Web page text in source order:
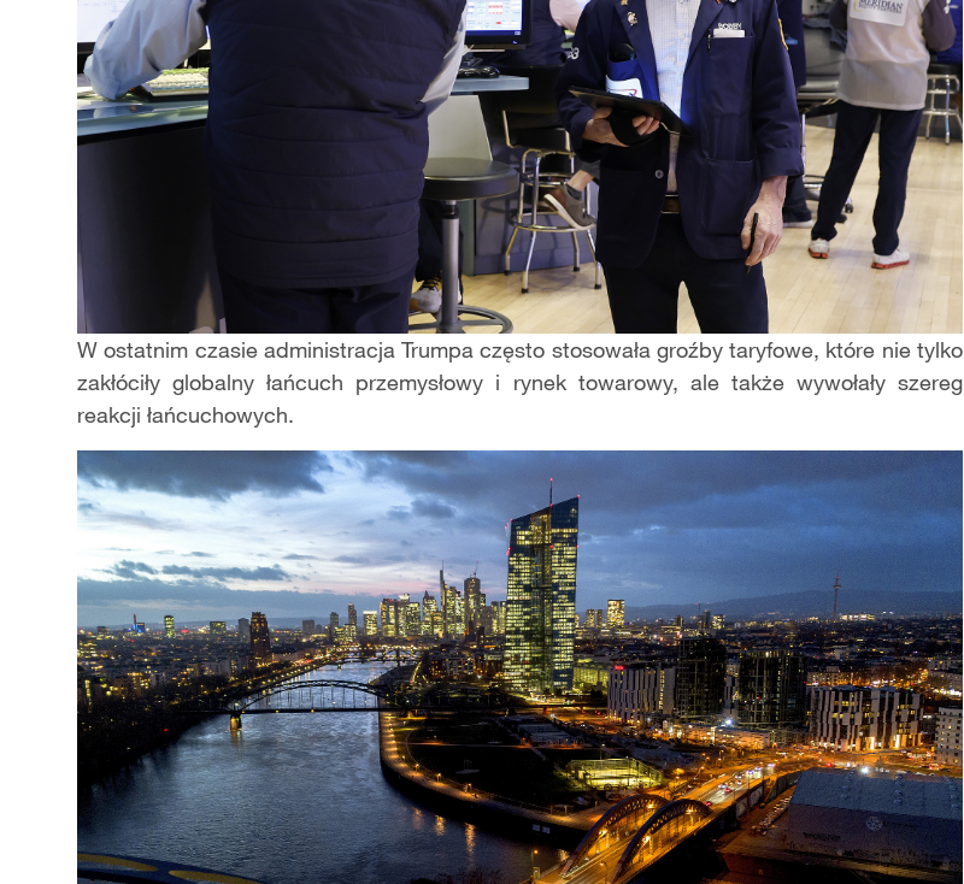
W ostatnim czasie administracja Trumpa często stosowała groźby taryfowe, które nie tylko
zakłóciły globalny łańcuch przemysłowy i rynek towarowy, ale także wywołały szereg
reakcji łańcuchowych.